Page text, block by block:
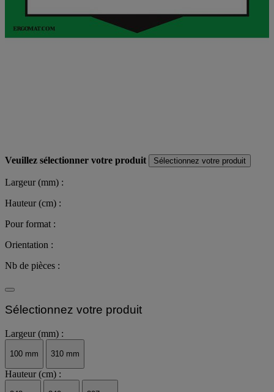
Veuillez sélectionner votre produit Sélectionnez votre produit
Largeur (mm) :
Hauteur (cm) :
Pour format :
Orientation :
Nb de pièces :
Sélectionnez votre produit
Largeur (mm) :
100 mm 310 mm
Hauteur (cm) :